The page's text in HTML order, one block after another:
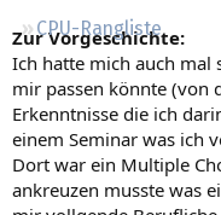
CPU-Rangliste
Zur Vorgeschichte:
Ich hatte mich auch mal
mir passen könnte (von
Erkenntnisse die ich
einem Seminar was ich
Dort war ein Multiple
ankreuzen musste was